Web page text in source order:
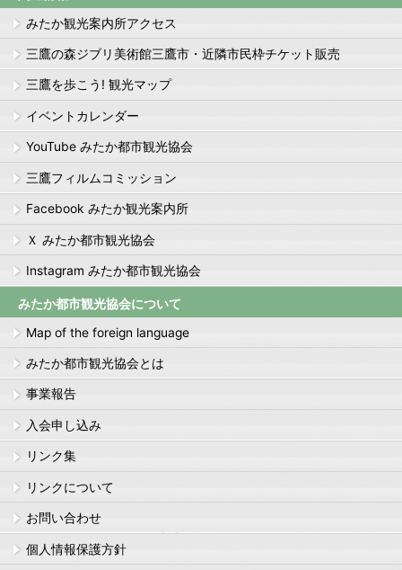
みたか観光案内所アクセス
三鷹の森ジブリ美術館三鷹市・近隣市民枠チケット販売
三鷹を歩こう! 観光マップ
イベントカレンダー
YouTube みたか都市観光協会
三鷹フィルムコミッション
Facebook みたか観光案内所
Ｘ みたか都市観光協会
Instagram みたか都市観光協会
みたか都市観光協会について
Map of the foreign language
みたか都市観光協会とは
事業報告
入会申し込み
リンク集
リンクについて
お問い合わせ
個人情報保護方針